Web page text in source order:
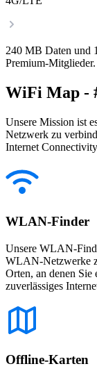
240 MB Daten und
Premium-Mitglieder.
WiFi Map -
Unsere Mission ist
Netzwerk zu
Internet
WLAN-Finder
Unsere WLAN-
WLAN-Netzwerke
Orten, an denen Sie
zuverlässiges
Offline-Karten